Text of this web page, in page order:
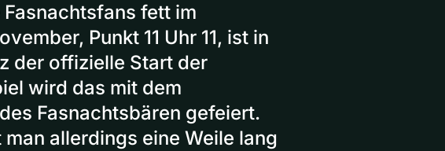
Fasnachtsfans fett im
Punkt 11 Uhr 11, ist in
der offizielle Start der
wird das mit dem
Fasnachtsbären gefeiert.
allerdings eine Weile lang